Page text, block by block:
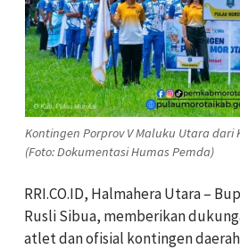
Kontingen Porprov V Maluku Utara
(Foto: Dokumentasi Humas Pemda)
RRI.CO.ID, Halmahera Utara –
Rusli Sibua, memberikan
atlet dan ofisial kontingen